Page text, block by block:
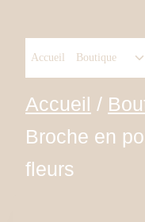
contenu
Accueil Boutique
Accueil /
Broche en
fleurs